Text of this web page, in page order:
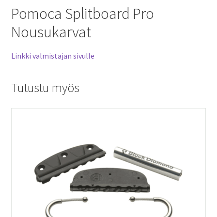
Pomoca Splitboard Pro
Nousukarvat
Linkki valmistajan sivulle
Tutustu myös